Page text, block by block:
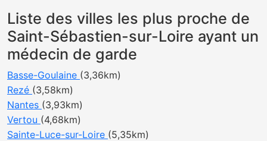
Liste des villes les plus proche de
Saint-Sébastien-sur-Loire ayant un
médecin de garde
Basse-Goulaine (3,36km)
Rezé (3,58km)
Nantes (3,93km)
Vertou (4,68km)
Sainte-Luce-sur-Loire (5,35km)